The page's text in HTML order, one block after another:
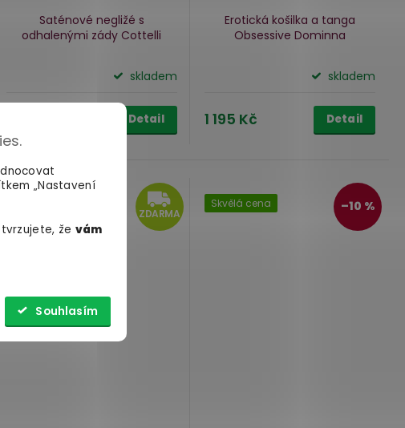
„Nastavení
že vám
Souhlasím
Saténové negližé s
odhalenými zády Cottelli
skladem
Detail
Erotická košilka a tanga
Obsessive Dominna
skladem
1 195 Kč Detail
ZDARMA
ZDARMA
Skvělá cena –10 %